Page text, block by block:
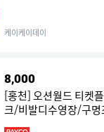
케이케이데이
8,000
[홍천] 오션월드 티켓
크/비발디수영장/구
샵/워터파크/수영장